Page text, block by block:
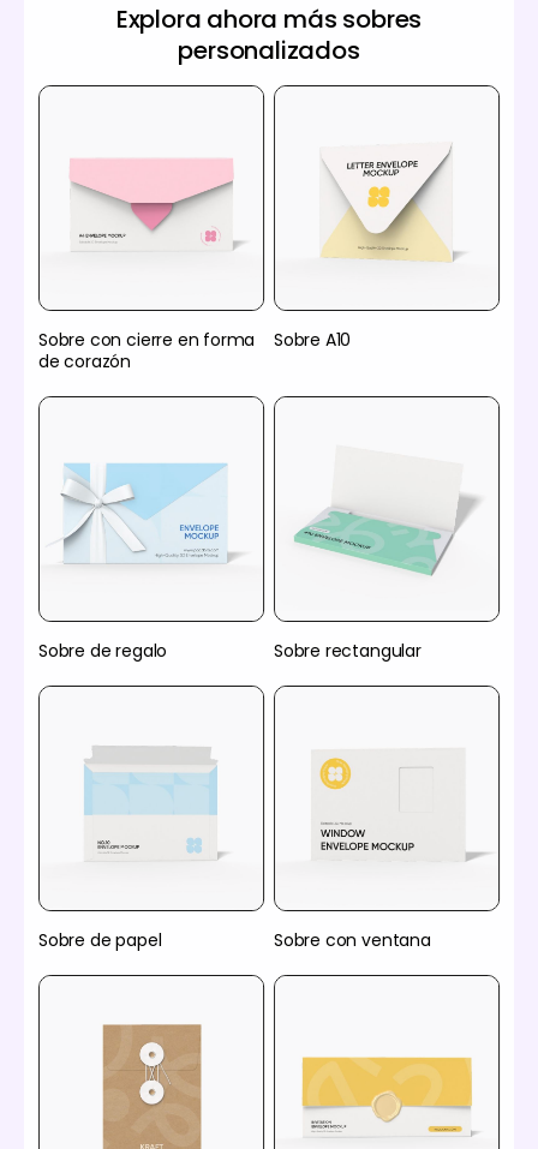
Explora ahora más sobres
personalizados
Sobre con cierre en forma
de corazón
Sobre A10
Sobre de regalo Sobre rectangular
Sobre de papel Sobre con ventana